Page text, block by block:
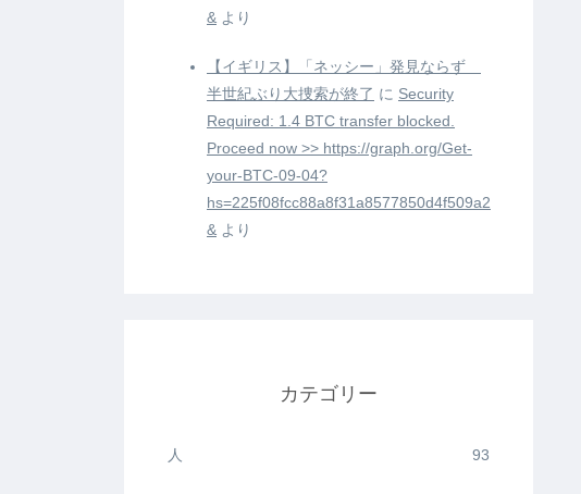
& より
【イギリス】「ネッシー」発見ならず
半世紀ぶり大捜索が終了 に Security
Required: 1.4 BTC transfer blocked.
Proceed now >> https://graph.org/Get-
your-BTC-09-04?
hs=225f08fcc88a8f31a8577850d4f509a2
& より
カテゴリー
人 93